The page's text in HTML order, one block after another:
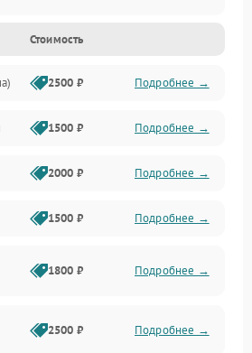
Стоимость
2500 ₽ Подробнее →
1500 ₽ Подробнее →
2000 ₽ Подробнее →
1500 ₽ Подробнее →
1800 ₽ Подробнее →
2500 ₽ Подробнее →